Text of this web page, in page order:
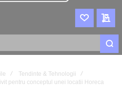
WISHLIST
Tendinte & Tehnologii
pentru conceptul unei locatii Horeca